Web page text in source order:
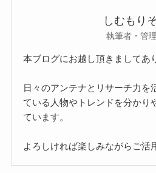
しむもり
執筆者・管
本ブログにお越し頂きましてあ
日々のアンテナとリサーチ力を
ている人物やトレンドを分かり
ています。
よろしければ楽しみながらご活